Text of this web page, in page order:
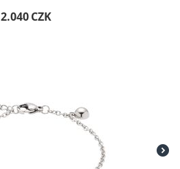
2.040CZK